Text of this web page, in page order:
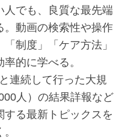
人でも、良質な最先端
。動画の検索性や操作
制度」「ケア方法」
的に学べる。
連続して行った大規
人）の結果詳報など
する最新トピックスを